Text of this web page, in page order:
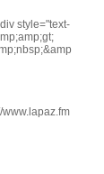
style="text-
www.lapaz.fm